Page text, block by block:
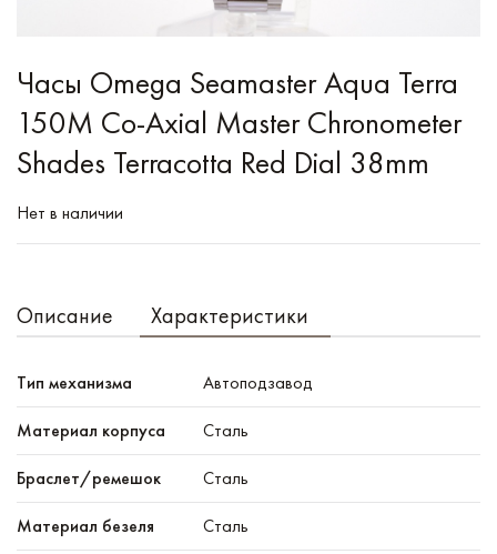
Часы Omega Seamaster Aqua Terra
150M Co-Axial Master Chronometer
Shades Terracotta Red Dial 38mm
Нет в наличии
Описание Характеристики
Тип механизма Автоподзавод
Материал корпуса Сталь
Браслет/ремешок Сталь
Материал безеля Сталь